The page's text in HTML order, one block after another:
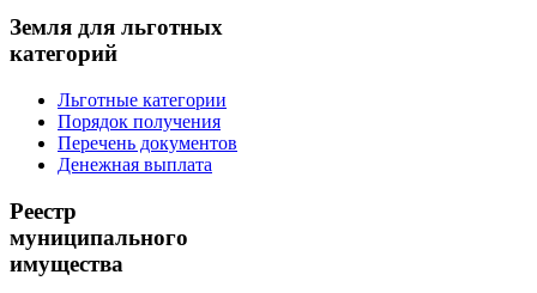
Земля для льготных
категорий
Льготные категории
Порядок получения
Перечень документов
Денежная выплата
Реестр
муниципального
имущества